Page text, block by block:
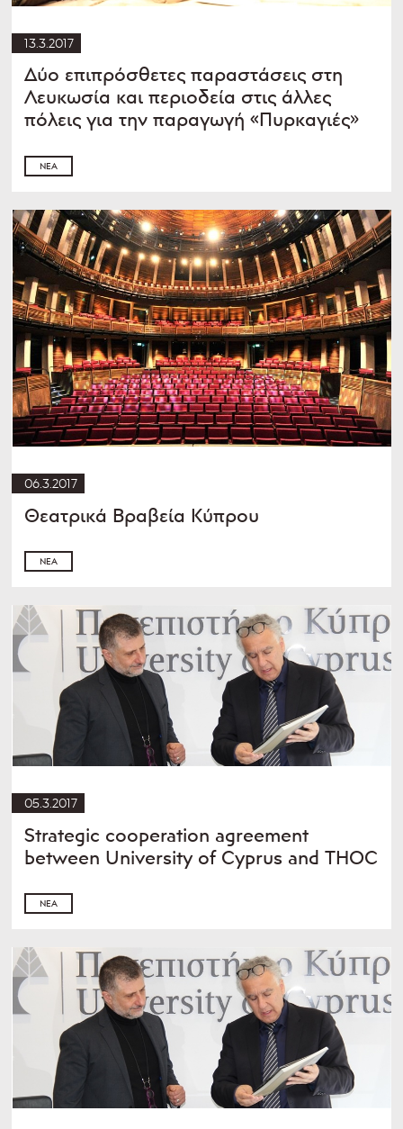
13.3.2017
Δύο επιπρόσθετες παραστάσεις στη
Λευκωσία και περιοδεία στις άλλες
πόλεις για την παραγωγή «Πυρκαγιές»
ΝΈΑ
06.3.2017
Θεατρικά Βραβεία Κύπρου
ΝΈΑ
05.3.2017
Strategic cooperation agreement
between University of Cyprus and THOC
ΝΈΑ